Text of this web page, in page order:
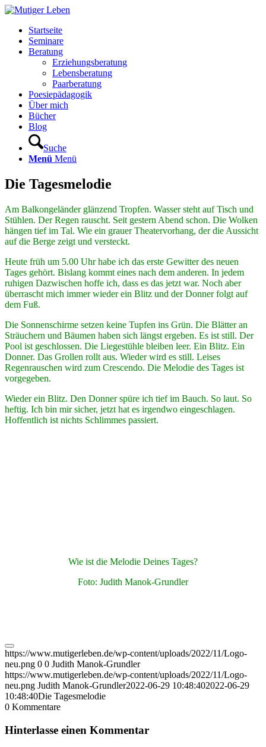
Startseite
Seminare
Beratung
Erziehungsberatung
Lebensberatung
Paarberatung
Poesiepädagogik
Über mich
Bücher
Blog
Suche
Menü Menü
Die Tagesmelodie
Am Balkongeländer glänzend Tropfen. Wasser steht auf Tisch und
Stühlen. Der Regen rauscht. Seit gestern Abend schon. Die Wolken
hängen tief im Tal. Wie ein grauer Theatervorhang, der die Aussicht
auf die Berge zeigt und versteckt.
Heute früh um 5.00 Uhr habe ich das erste Gewitter des neuen
Tages gehört. Bislang kommt eines nach dem anderen. In jedem
ruhigen Dazwischen hoffe ich, dass es das jetzt war. Noch aber
überrascht mich immer wieder ein Blitz und der Donner folgt auf
dem Fuß.
Die Sonnenschirme setzen keine Tupfen ins Grün. Die Blätter an
Sträuchern und Bäumen haben sich längst ergeben. Es ist still. Der
Pool ist geschlossen. Die Liegestühle bleiben leer. Ein Blitz. Ein
Donner. Das Grollen rollt aus. Wieder wird es still. Leises
Regenrauschen wird zum Crescendo. Die Melodie des Tages ist
vorgegeben.
Wieder ein Blitz. Den Donner spüre ich tief im Bauch. So laut. So
heftig. Ich bin mir sicher, jetzt hat es irgendwo eingeschlagen.
Hoffentlich ist nichts Schlimmes passiert.
Wie ist die Melodie Deines Tages?
Foto: Judith Manok-Grundler
https://www.mutigerleben.de/wp-content/uploads/2022/11/Logo-
neu.png 0 0 Judith Manok-Grundler
https://www.mutigerleben.de/wp-content/uploads/2022/11/Logo-
neu.png Judith Manok-Grundler2022-06-29 10:48:402022-06-29
10:48:40Die Tagesmelodie
0 Kommentare
Hinterlasse einen Kommentar